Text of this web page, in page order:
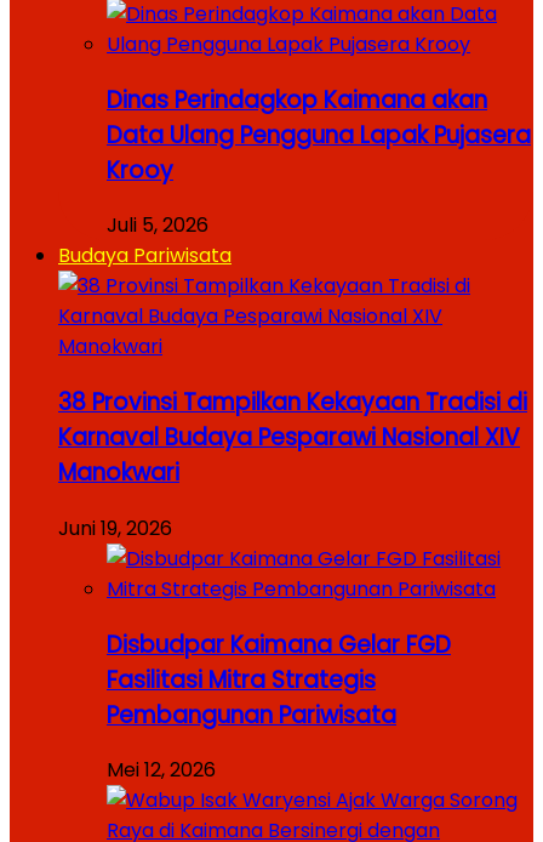
Dinas Perindagkop Kaimana akan
Data Ulang Pengguna Lapak Pujasera
Krooy
Juli 5, 2026
Budaya Pariwisata
38 Provinsi Tampilkan Kekayaan Tradisi di
Karnaval Budaya Pesparawi Nasional XIV
Manokwari
Juni 19, 2026
Disbudpar Kaimana Gelar FGD
Fasilitasi Mitra Strategis
Pembangunan Pariwisata
Mei 12, 2026